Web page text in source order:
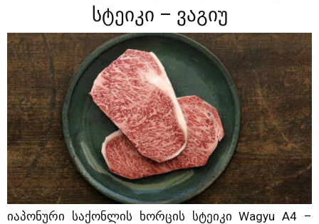
სტეიკი – ვაგიუ
იაპონური საქონლის ხორცის სტეიკი Wagyu A4 –